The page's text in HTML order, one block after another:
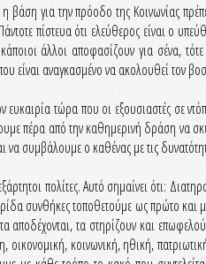
βάση για την πρόοδο της Κοινωνίας
πίστευα ότι ελεύθερος είναι ο
άλλοι αποφασίζουν για σένα,
είναι αναγκασμένο να ακολουθεί τον
ευκαιρία τώρα που οι εξουσιαστές σε
πέρα από την καθημερινή δράση να
να συμβάλουμε ο καθένας με τις
πολίτες. Αυτό σημαίνει ότι:
συνθήκες τοποθετούμε ως πρώτο και
αποδέχονται, τα στηρίζουν και
οικονομική, κοινωνική, ηθική,